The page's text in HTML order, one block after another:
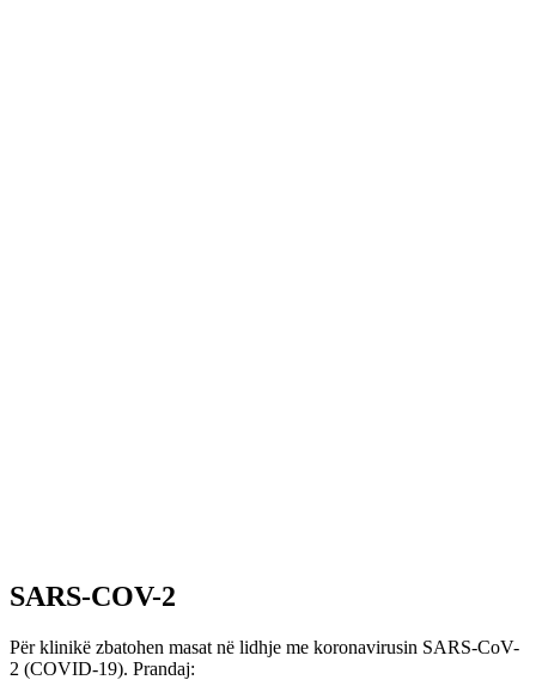
SARS-COV-2
Për klinikë zbatohen masat në lidhje me koronavirusin SARS-CoV-
2 (COVID-19). Prandaj: